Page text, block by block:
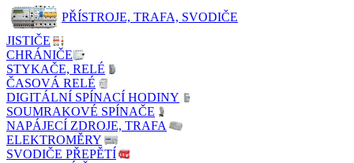
PŘÍSTROJE, TRAFA, SVODIČE
JISTIČE
CHRÁNIČE
STYKAČE, RELÉ
ČASOVÁ RELÉ
DIGITÁLNÍ SPÍNACÍ HODINY
SOUMRAKOVÉ SPÍNAČE
NAPÁJECÍ ZDROJE, TRAFA
ELEKTROMĚRY
SVODIČE PŘEPĚTÍ